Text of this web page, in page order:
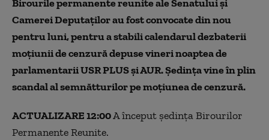
Birourile permanente reunite ale Senatului şi
Camerei Deputaţilor au fost convocate din nou
pentru luni, pentru a stabili calendarul dezbaterii
moţiunii de cenzură depuse vineri noaptea de
parlamentarii USR PLUS şi AUR. Ședința vine în plin
scandal al semnătturilor pe moțiunea de cenzură.
ACTUALIZARE 12:00A început ședința Birourilor
Permanente Reunite.